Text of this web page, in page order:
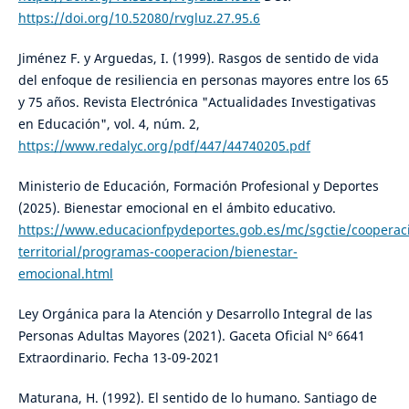
https://doi.org/10.52080/rvgluz.27.95.6
Jiménez F. y Arguedas, I. (1999). Rasgos de sentido de vida
del enfoque de resiliencia en personas mayores entre los 65
y 75 años. Revista Electrónica "Actualidades Investigativas
en Educación", vol. 4, núm. 2,
https://www.redalyc.org/pdf/447/44740205.pdf
Ministerio de Educación, Formación Profesional y Deportes
(2025). Bienestar emocional en el ámbito educativo.
https://www.educacionfpydeportes.gob.es/mc/sgctie/
territorial/programas-cooperacion/bienestar-
emocional.html
Ley Orgánica para la Atención y Desarrollo Integral de las
Personas Adultas Mayores (2021). Gaceta Oficial Nº 6641
Extraordinario. Fecha 13-09-2021
Maturana, H. (1992). El sentido de lo humano. Santiago de